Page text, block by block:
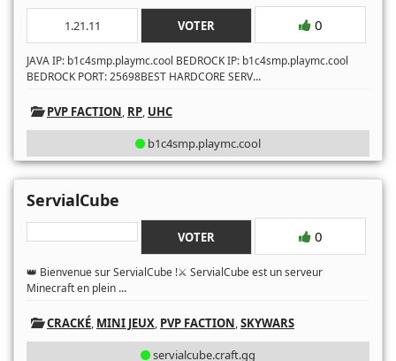
1.21.11 VOTER 0
JAVA IP: b1c4smp.playmc.cool BEDROCK IP: b1c4smp.playmc.cool
BEDROCK PORT: 25698BEST HARDCORE SERV...
PVP FACTION, RP, UHC
b1c4smp.playmc.cool
ServialCube
VOTER 0
👑 Bienvenue sur ServialCube !⚔️ ServialCube est un serveur
Minecraft en plein ...
CRACKÉ, MINI JEUX, PVP FACTION,SKYWARS
servialcube.craft.gg